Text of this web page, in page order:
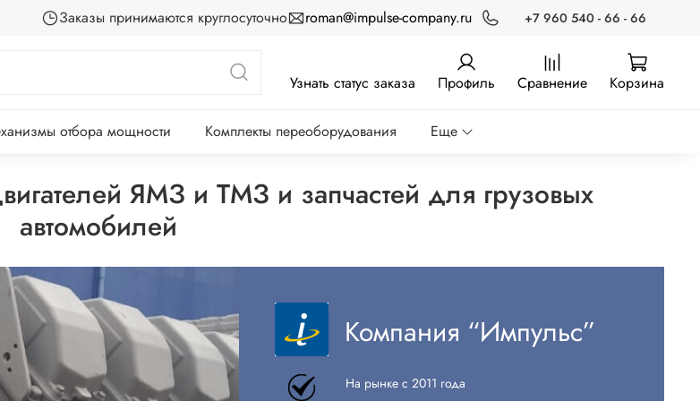
Заказы принимаются круглосуточно roman@impulse-company.ru +7 960 540 - 66 - 66
Узнать статус заказа Профиль Сравнение Корзина
отбора мощности Комплекты переоборудования Еще
ЯМЗ и ТМЗ и запчастей для грузовых
автомобилей
Компания “Импульс”
На рынке с 2011 года